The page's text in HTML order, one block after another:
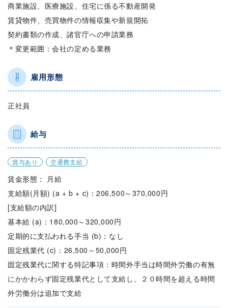
商業施設、医療施設、住宅に係る不動産開発
賃貸物件、売買物件の情報収集や新規開拓
契約書類の作成、諸官庁への申請業務
＊変更範囲：会社の定める業務
雇用形態
正社員
給与
賞与あり 交通費支給
賃金形態： 月給
支給額(月額) (a + b + c)：206,500～370,000円
[支給額の内訳]
基本給 (a)：180,000～320,000円
定期的に支払われる手当 (b)：なし
固定残業代 (c)：26,500～50,000円
固定残業代に関する特記事項：時間外手当は時間外労働の有無
にかかわらず固定残業代として支給し、２０時間を超える時間
外労働分は追加で支給